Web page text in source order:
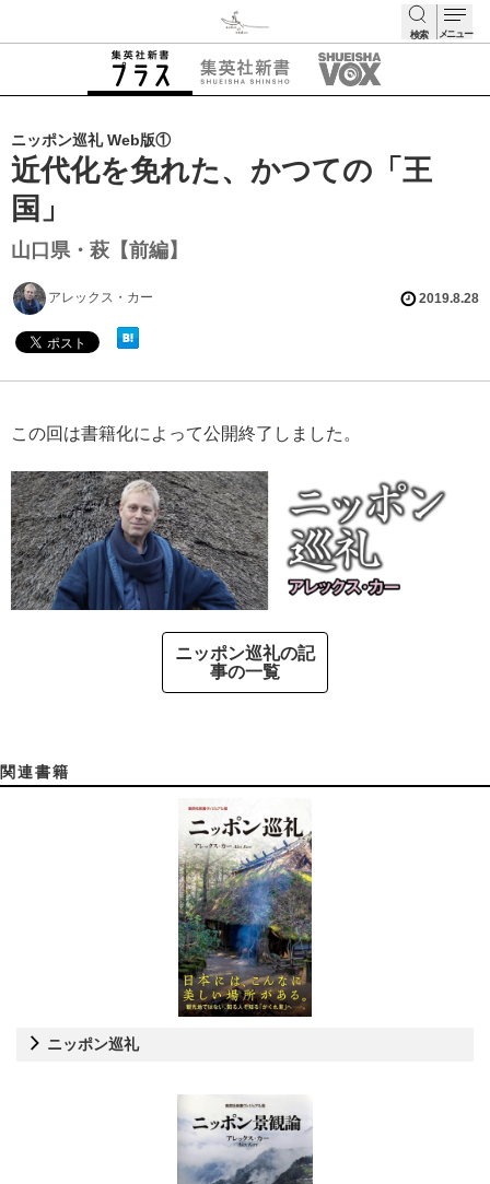
検索 メニュー
ニッポン巡礼 Web版①
近代化を免れた、かつての「王
国」
山口県・萩【前編】
アレックス・カー 2019.8.28
この回は書籍化によって公開終了しました。
ニッポン巡礼の記
事の一覧
関連書籍
ニッポン巡礼